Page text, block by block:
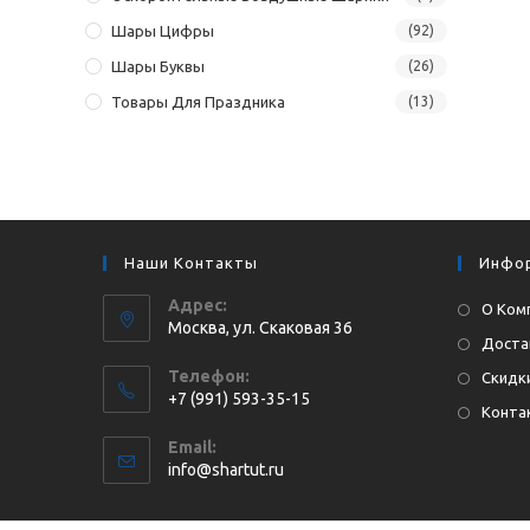
Шары Цифры (92)
Шары Буквы (26)
Товары Для Праздника (13)
Наши Контакты
Адрес:
Москва, ул. Cкаковая 36
Телефон:
+7 (991) 593-35-15
в
вашем
Email:
info@shartut.ru
О